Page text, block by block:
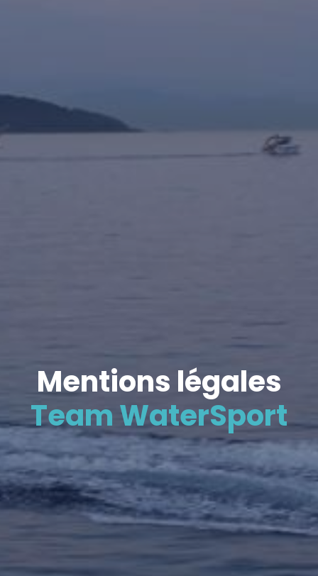
Mentions légales
Team WaterSport